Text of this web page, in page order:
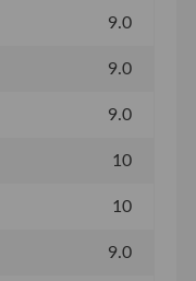
9.0
9.0
9.0
10
10
9.0